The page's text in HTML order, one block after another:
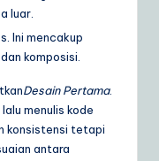
luar.
Ini mencakup
komposisi.
Desain Pertama.
menulis kode
konsistensi tetapi
antara